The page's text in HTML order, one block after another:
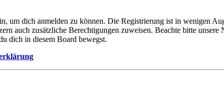
um dich anmelden zu können. Die Registrierung ist in wenigen
auch zusätzliche Berechtigungen zuweisen. Beachte bitte
dich in diesem Board bewegst.